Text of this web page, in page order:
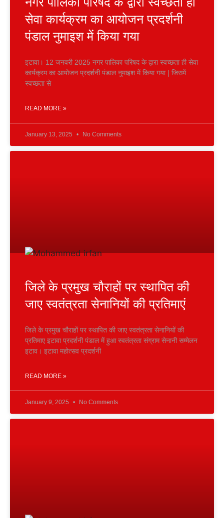
सेवा कार्यक्रम का आयोजन प्रदर्शनी
पंडाल नुमाइश में किया गया
इटावा। 12 जनवरी 2025 नगर पालिका परिषद के द्वारा स्वच्छता ही सेवा
कार्यक्रम का आयोजन प्रदर्शनी पंडाल नुमाइश में किया गया | जिसमें
स्वच्छता से
READ MORE »
January 13, 2025 No Comments
जिले के प्रमुख चौराहों पर स्थापित की
जाए स्वतंत्रता सेनानियों की प्रतिमाएं
जिले के प्रमुख चौराहों पर स्थापित की जाए स्वतंत्रता सेनानियों की
प्रतिमाए इटावा प्रदर्शनी पंडाल में हुआ स्वतंत्रता संग्राम सेनानी सम्मेलन
इटाव। इटावा महोत्सव प्रदर्शनी
READ MORE »
January 9, 2025 No Comments